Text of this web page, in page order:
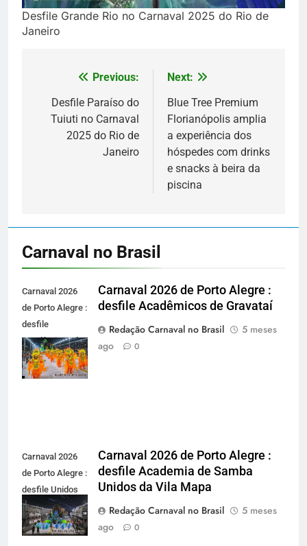
Desfile Grande Rio no Carnaval 2025 do Rio de
Janeiro
Navegação
de
Post
Previous:
Desfile Paraíso do
Tuiuti no Carnaval
2025 do Rio de
Janeiro
Next:
Blue Tree Premium
Florianópolis amplia
a experiência dos
hóspedes com drinks
e snacks à beira da
piscina
Carnaval no Brasil
Carnaval 2026
de Porto Alegre :
desfile
Acadêmicos de
Gravataí -
carnavalnobrasil.com.br
Carnaval 2026 de Porto Alegre :
desfile Acadêmicos de Gravataí
Redação Carnaval no Brasil
5 meses
ago
0
Carnaval 2026
de Porto Alegre :
desfile Unidos
da Vila Mapa -
carnavalnobrasil.com.br
Carnaval 2026 de Porto Alegre :
desfile Academia de Samba
Unidos da Vila Mapa
Redação Carnaval no Brasil
5 meses
ago
0